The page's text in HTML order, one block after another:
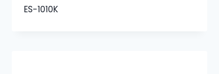
ES-1010K